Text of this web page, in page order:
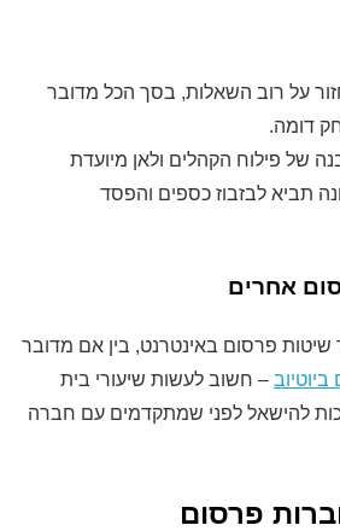
על רוב השאלות, בסך הכל מדובר
דומה.
של פילוח הקהלים ולאן מיועדת
תביא לבזבוז כספים והפסד
אחרים
שיטות פרסום באינטרנט, בין אם מדובר
– חשוב לעשות שיעורי בית
להישאל לפני שמתקדמים עם חברה
פרסום